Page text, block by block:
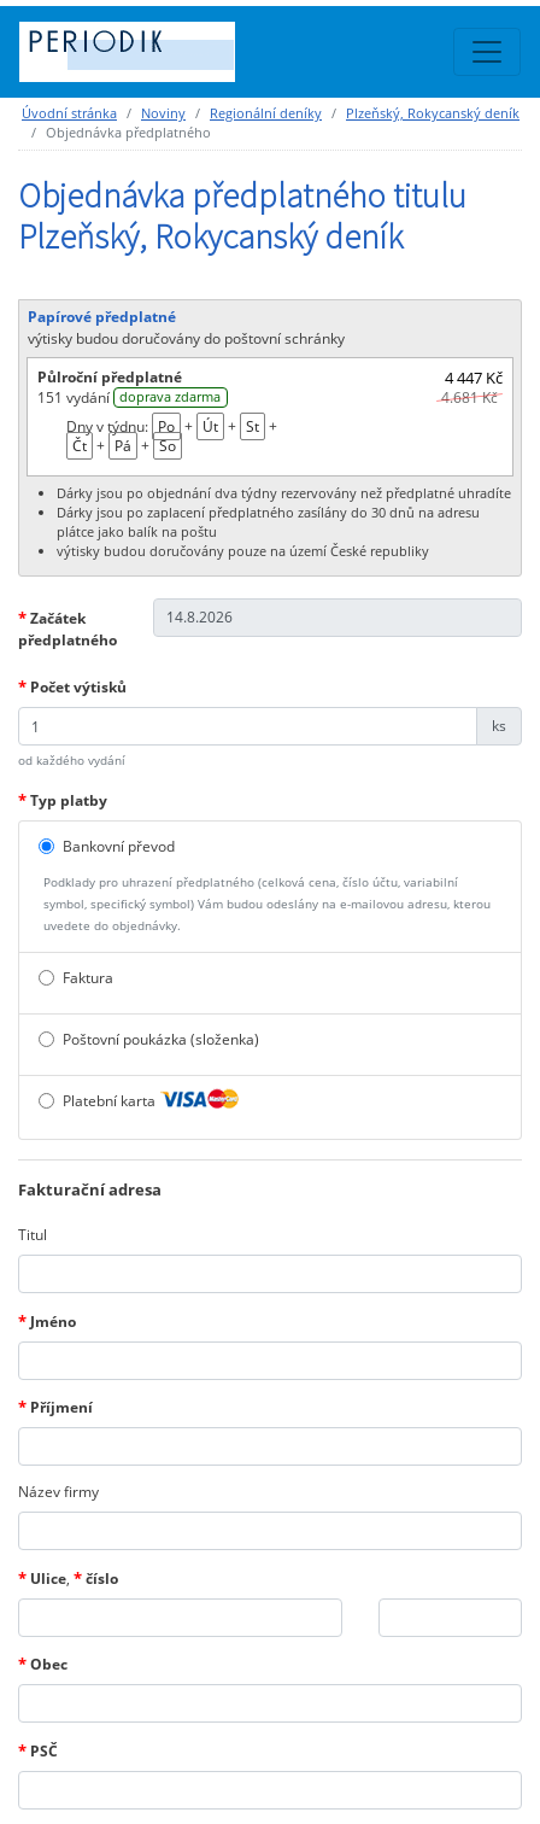
Úvodní stránka Noviny Regionální deníky
Plzeňský, Rokycanský deník
Objednávka předplatného
Objednávka předplatného titulu
Plzeňský, Rokycanský deník
Papírové předplatné
výtisky budou doručovány do poštovní schránky
Půlroční předplatné
151 vydání doprava zdarma
4 447 Kč
4.681 Kč
Dny v týdnu: Po + Út + St +
Čt + Pá + So
Dárky jsou po objednání dva týdny rezervovány než předplatné uhradíte
Dárky jsou po zaplacení předplatného zasílány do 30 dnů na adresu
plátce jako balík na poštu
výtisky budou doručovány pouze na území České republiky
*Začátek
předplatného
* Počet výtisků
ks
od každého vydání
*Typ platby
Bankovní převod
Podklady pro uhrazení předplatného (celková cena, číslo účtu, variabilní
symbol, specifický symbol) Vám budou odeslány na e-mailovou adresu, kterou
uvedete do objednávky.
Faktura
Poštovní poukázka (složenka)
Platební karta
Fakturační adresa
Titul
* Jméno
* Příjmení
Název firmy
* Ulice, *číslo
*Obec
* PSČ